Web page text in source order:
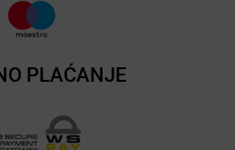
PLAĆANJE